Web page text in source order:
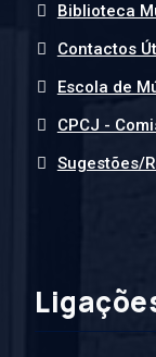
Biblioteca
Contactos
Escola de
CPCJ -
Sugestões/